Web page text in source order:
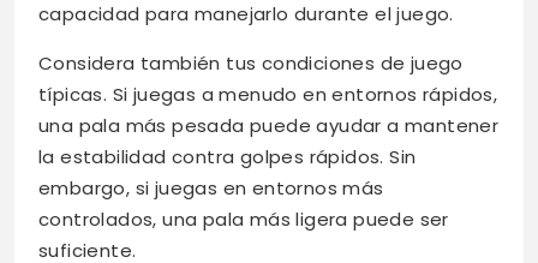
capacidad para manejarlo durante el juego.
Considera también tus condiciones de juego
típicas. Si juegas a menudo en entornos rápidos,
una pala más pesada puede ayudar a mantener
la estabilidad contra golpes rápidos. Sin
embargo, si juegas en entornos más
controlados, una pala más ligera puede ser
suficiente.